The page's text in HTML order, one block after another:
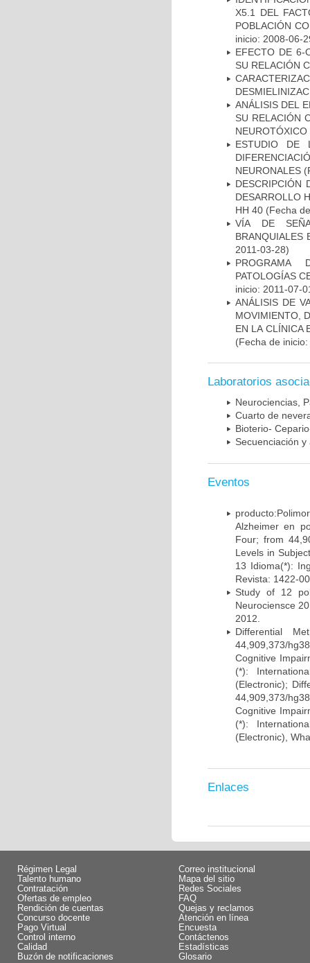
X5.1 DEL
POBLACIÓN
inicio: 2008-06-
EFECTO DE 6-
SU RELACIÓN
ANÁLISIS DEL
SU RELACIÓN
NEUROTÓXICO
ESTUDIO DE
NEURONALES
DESCRIPCIÓN
DESARROLLO
HH 40 (Fecha
VÍA DE
BRANQUIALES
2011-03-28)
PROGRAMA
PATOLOGÍAS
inicio: 2011-07-
ANÁLISIS DE
MOVIMIENTO,
EN LA CLÍNICA
(Fecha de
Laboratorios
Neurociencias,
Cuarto de
Bioterio-
Secuenciación
Eventos
Alzheimer en
Four; from
Levels in
13 Idioma(*):
Revista: 1422-
Study of 12
Neurociensce
2012.
Differential
44,909,373/
Cognitive
(*):
(Electronic);
44,909,373/
Cognitive
(*):
(Electronic),
Enlaces
Régimen Legal
Talento humano
Contratación
Ofertas de empleo
Rendición de cuentas
Concurso docente
Pago Virtual
Control interno
Calidad
Buzón de notificaciones
Correo institucional
Mapa del sitio
Redes Sociales
FAQ
Quejas y reclamos
Atención en línea
Encuesta
Contáctenos
Estadísticas
Glosario